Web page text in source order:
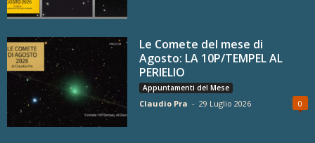
Le Comete del mese di
Agosto: LA 10P/TEMPEL AL
PERIELIO
Appuntamenti del Mese
Claudio Pra - 29 Luglio 2026 0